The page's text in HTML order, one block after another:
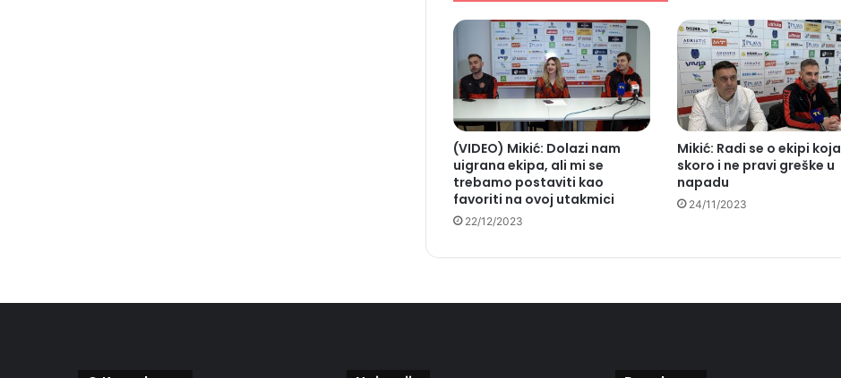
(VIDEO) Mikić: Dolazi nam
uigrana ekipa, ali mi se
trebamo postaviti kao
favoriti na ovoj utakmici
22/12/2023
Mikić: Radi se o ekipi koja
skoro i ne pravi greške u
napadu
24/11/2023